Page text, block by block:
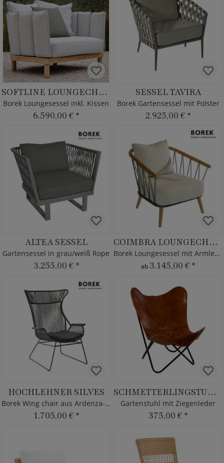
SOFTLINE LOUNGECHAIR
Borek Loungesessel inkl. Kissen
6.590,00 € *
SESSEL TAVIRA
Borek Gartensessel mit Polster
2.925,00 € *
ALTEA SESSEL
Gartensessel in grau/weiß Rope
3.255,00 € *
COIMBRA LOUNGECHAIR
Borek Loungesessel mit Armlehnen
ab 3.145,00 € *
HOCHLEHNER SILVES
Borek Wing chair aus Ardenza-Rope
1.705,00 € *
SCHMETTERLINGSTUHL MON
Gartenstuhl mit Ziegenleder
375,00 € *